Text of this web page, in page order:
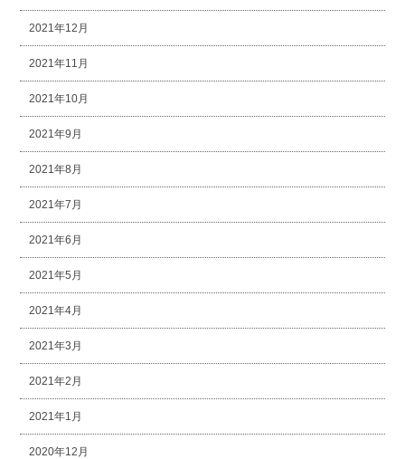
2021年12月
2021年11月
2021年10月
2021年9月
2021年8月
2021年7月
2021年6月
2021年5月
2021年4月
2021年3月
2021年2月
2021年1月
2020年12月